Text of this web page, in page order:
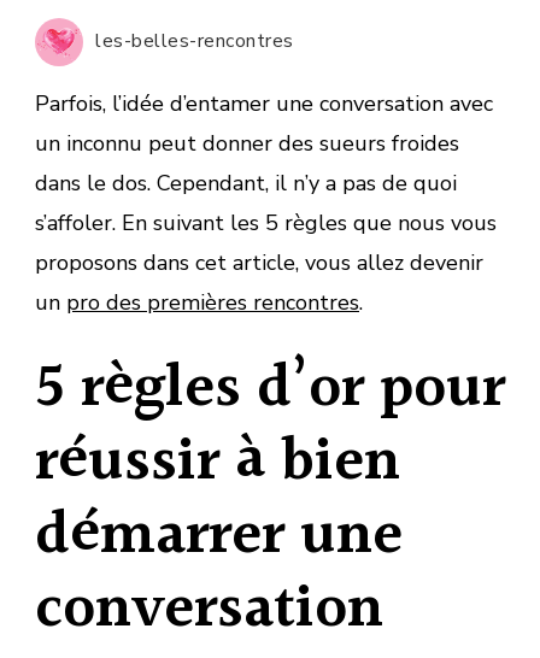
les-belles-rencontres
Parfois, l’idée d’entamer une conversation avec
un inconnu peut donner des sueurs froides
dans le dos. Cependant, il n’y a pas de quoi
s’affoler. En suivant les 5 règles que nous vous
proposons dans cet article, vous allez devenir
un pro des premières rencontres.
5 règles d’or pour
réussir à bien
démarrer une
conversation